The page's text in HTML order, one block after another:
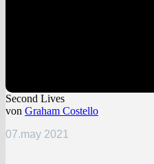
Second Lives
von Graham Costello
07.may 2021